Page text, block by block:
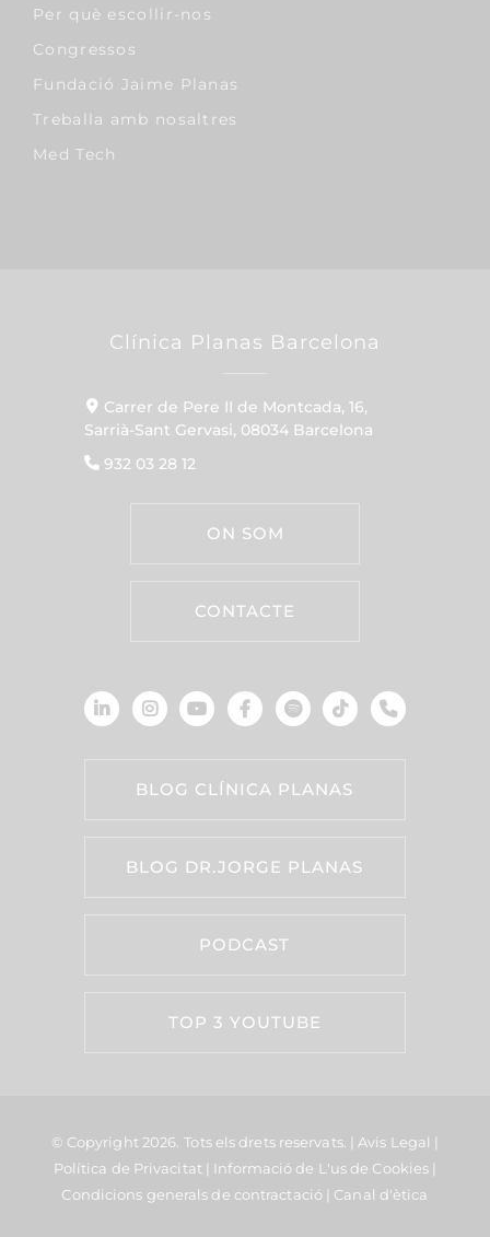
Per què escollir-nos
Congressos
Fundació Jaime Planas
Treballa amb nosaltres
Med Tech
Clínica Planas Barcelona
Carrer de Pere II de Montcada, 16,
Sarrià-Sant Gervasi, 08034 Barcelona
932 03 28 12
ON SOM
CONTACTE
BLOG CLÍNICA PLANAS
BLOG DR.JORGE PLANAS
PODCAST
TOP 3 YOUTUBE
© Copyright 2026. Tots els drets reservats. |Avis Legal |
Política de Privacitat| Informació de L'us de Cookies |
Condicions generals de contractació| Canal d'ètica